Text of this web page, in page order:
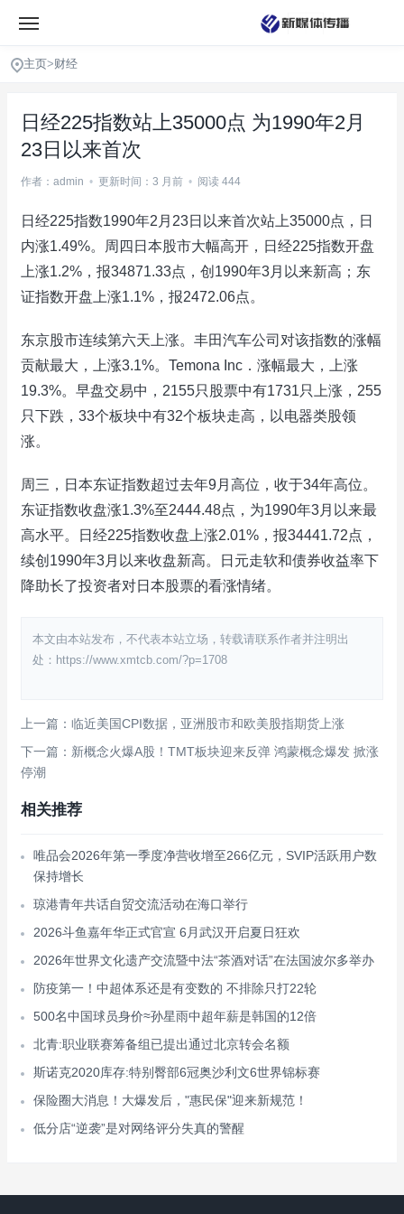
主页>财经
日经225指数站上35000点 为1990年2月
23日以来首次
作者：admin • 更新时间：3 月前 • 阅读 444
日经225指数1990年2月23日以来首次站上35000点，日
内涨1.49%。周四日本股市大幅高开，日经225指数开盘
上涨1.2%，报34871.33点，创1990年3月以来新高；东
证指数开盘上涨1.1%，报2472.06点。
东京股市连续第六天上涨。丰田汽车公司对该指数的涨幅
贡献最大，上涨3.1%。Temona Inc．涨幅最大，上涨
19.3%。早盘交易中，2155只股票中有1731只上涨，255
只下跌，33个板块中有32个板块走高，以电器类股领
涨。
周三，日本东证指数超过去年9月高位，收于34年高位。
东证指数收盘涨1.3%至2444.48点，为1990年3月以来最
高水平。日经225指数收盘上涨2.01%，报34441.72点，
续创1990年3月以来收盘新高。日元走软和债券收益率下
降助长了投资者对日本股票的看涨情绪。
本文由本站发布，不代表本站立场，转载请联系作者并注明出
处：https://www.xmtcb.com/?p=1708
上一篇：临近美国CPI数据，亚洲股市和欧美股指期货上涨
下一篇：新概念火爆A股！TMT板块迎来反弹 鸿蒙概念爆发 掀涨
停潮
相关推荐
唯品会2026年第一季度净营收增至266亿元，SVIP活跃用户数
保持增长
琼港青年共话自贸交流活动在海口举行
2026斗鱼嘉年华正式官宣 6月武汉开启夏日狂欢
2026年世界文化遗产交流暨中法“茶酒对话”在法国波尔多举办
防疫第一！中超体系还是有变数的 不排除只打22轮
500名中国球员身价≈孙星雨中超年薪是韩国的12倍
北青:职业联赛筹备组已提出通过北京转会名额
斯诺克2020库存:特别臀部6冠奥沙利文6世界锦标赛
保险圈大消息！大爆发后，"惠民保"迎来新规范！
低分店“逆袭”是对网络评分失真的警醒